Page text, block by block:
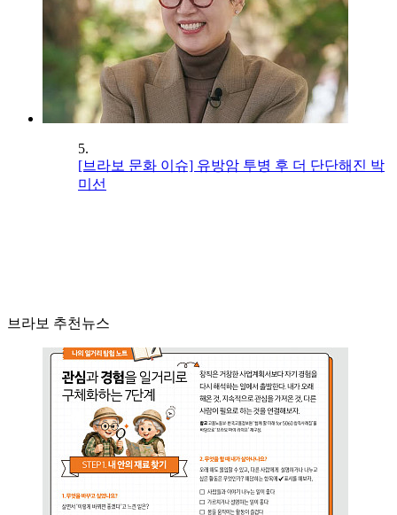
5.
[브라보 문화 이슈] 유방암 투병 후 더 단단해진 박
미선
브라보 추천뉴스